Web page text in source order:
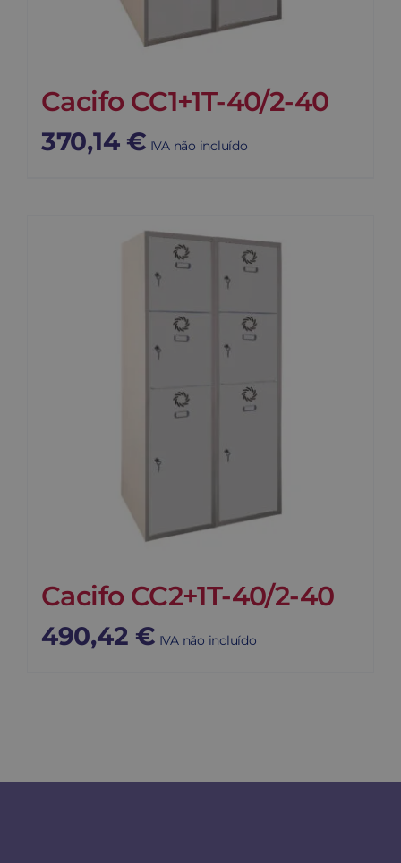
Cacifo CC1+1T-40/2-40
370,14 € IVA não incluído
Cacifo CC2+1T-40/2-40
490,42 € IVA não incluído